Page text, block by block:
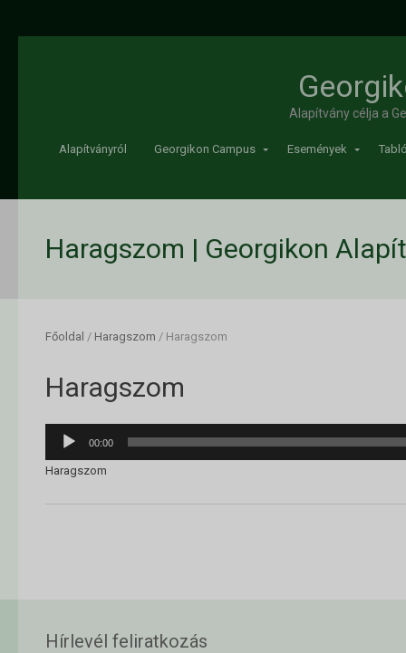
Alapítvány célja a
Alapítványról Georgikon Campus Események
Haragszom | Georgikon
Főoldal / Haragszom / Haragszom
Haragszom
Audió
00:00
Haragszom
Hírlevél feliratkozás